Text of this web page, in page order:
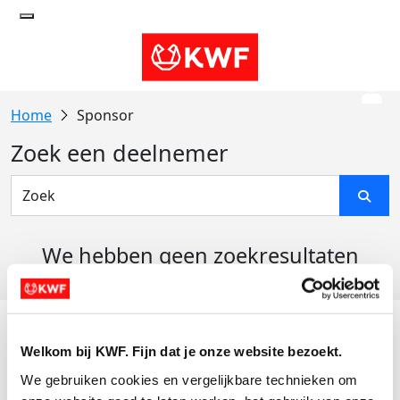
Welkom bij KWF. Fijn dat je onze website bezoekt.
We gebruiken cookies en vergelijkbare technieken om
Sponsor
Zoek een deelnemer
We hebben geen zoekresultaten
Actiematerialen
Evenementen